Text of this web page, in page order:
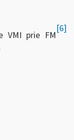
VMI prie FM
[6]
.